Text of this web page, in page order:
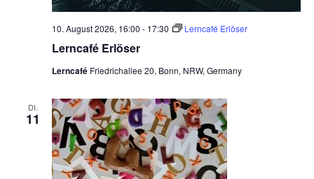
Lerncafé Erlöser
10. August 2026, 16:00 - 17:30 Lerncafé Erlöser
Lerncafé Friedrichallee 20, Bonn, NRW, Germany
DI.
11